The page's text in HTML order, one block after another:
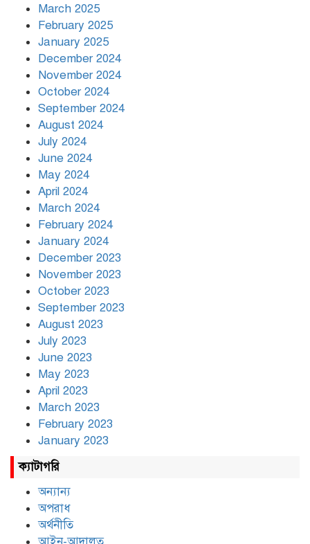
March 2025
February 2025
January 2025
December 2024
November 2024
October 2024
September 2024
August 2024
July 2024
June 2024
May 2024
April 2024
March 2024
February 2024
January 2024
December 2023
November 2023
October 2023
September 2023
August 2023
July 2023
June 2023
May 2023
April 2023
March 2023
February 2023
January 2023
ক্যাটাগরি
অন্যান্য
অপরাধ
অর্থনীতি